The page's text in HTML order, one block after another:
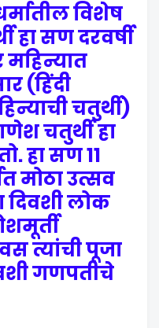
विशेष
सण दरवर्षी
(हिंदी
चतुर्थी)
चतुर्थी हा
हा सण 11
मोठा उत्सव
दिवशी लोक
त्यांची पूजा
गणपतीचे